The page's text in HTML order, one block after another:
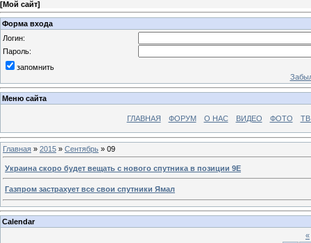
[Мой сайт]
Форма входа
Логин:
Пароль:
запомнить
Меню сайта
ГЛАВНАЯ ФОРУМ О НАС ВИДЕО ФОТО ТВ
Главная » 2015 » Сентябрь » 09
Украина скоро будет вещать с нового спутника в позиции 9Е
Газпром застрахует все свои спутники Ямал
Calendar
«